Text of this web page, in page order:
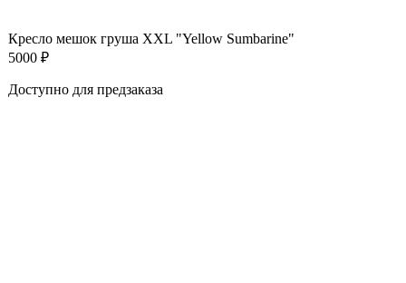
Кресло мешок груша XXL "Yellow Sumbarine"
5000 ₽
Доступно для предзаказа